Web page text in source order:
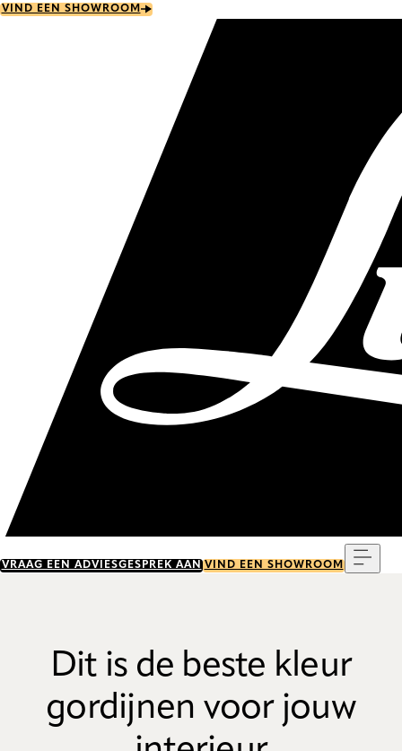
Skip
VIND EEN SHOWROOM
VRAAG EEN ADVIESGESPREK AAN VIND EEN SHOWROOM
Dit is de beste kleur
gordijnen voor jouw